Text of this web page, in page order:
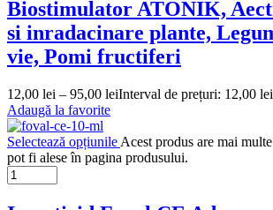
Biostimulator ATONIK,
si inradacinare plante,
vie, Pomi fructiferi
12,00 lei – 95,00 leiInterval de prețuri: 12,00
Adaugă la favorite
Selectează opțiunile Acest produs are mai
pot fi alese în pagina produsului.